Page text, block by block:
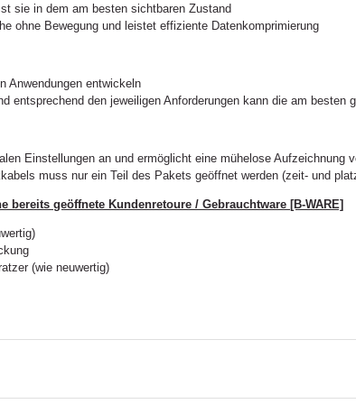
sie in dem am besten sichtbaren Zustand
ohne Bewegung und leistet effiziente Datenkomprimierung
Anwendungen entwickeln
entsprechend den jeweiligen Anforderungen kann die am besten
Einstellungen an und ermöglicht eine mühelose Aufzeichnung
muss nur ein Teil des Pakets geöffnet werden (zeit- und
geöffnete Kundenretoure / Gebrauchtware [B-WARE]
(wie neuwertig)